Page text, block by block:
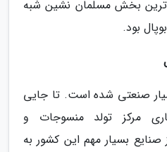
ترین بخش مسلمان نشین شبه
بود.
صنعتی شده است. تا جایی
مرکز تولد منسوجات و
بسیار مهم این کشور به